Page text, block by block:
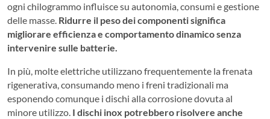
ogni chilogrammo influisce su autonomia, consumi e gestione
delle masse. Ridurre il peso dei componenti significa
migliorare efficienza e comportamento dinamico senza
intervenire sulle batterie.
In più, molte elettriche utilizzano frequentemente la frenata
rigenerativa, consumando meno i freni tradizionali ma
esponendo comunque i dischi alla corrosione dovuta al
minore utilizzo. I dischi inox potrebbero risolvere anche